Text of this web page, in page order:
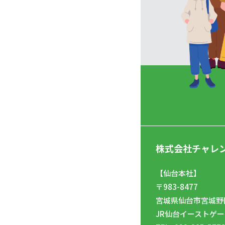
株式会社チャレ
【仙台本社】
〒983-8477
宮城県仙台市宮城
JR仙台イーストゲ